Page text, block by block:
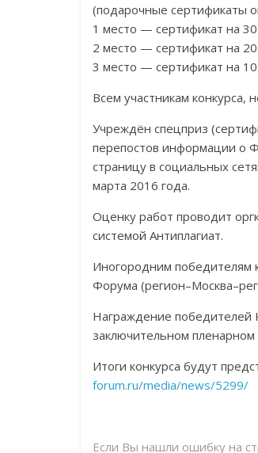
(подарочные сертификаты
1 место — сертификат на
2 место — сертификат на
3 место — сертификат на
Всем участникам
Учреждён спецприз
перепостов информации о
страницу в социальных
марта 2016 года.
Оценку работ проводит
системой Антиплагиат.
Иногородним победителям
Форума
Награждение победителей
заключительном пленарном
Итоги конкурса будут
forum.ru/media/news/5299/
Если Вы нашли ошибку на